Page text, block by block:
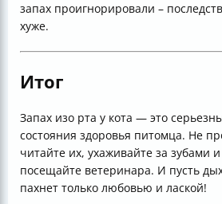
запах проигнорировали –
хуже.
Итог
Запах изо рта у кота — это
состояния здоровья питомца. Не
читайте их, ухаживайте за зубами
посещайте ветеринара. И пусть
пахнет только любовью и лаской!